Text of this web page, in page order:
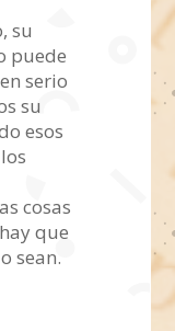
su
puede
serio
su
esos
cosas
que
sean.